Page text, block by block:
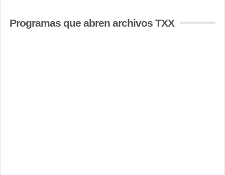
Programas que abren archivos TXX